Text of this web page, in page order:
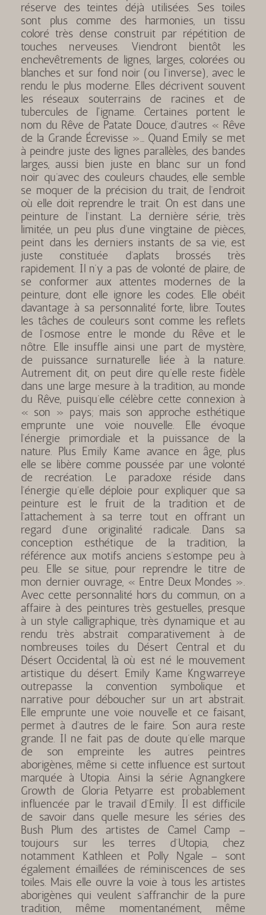
réserve des teintes déjà utilisées. Ses toiles
sont plus comme des harmonies, un tissu
coloré très dense construit par répétition de
touches nerveuses. Viendront bientôt les
enchevêtrements de lignes, larges, colorées ou
blanches et sur fond noir (ou l’inverse), avec le
rendu le plus moderne. Elles décrivent souvent
les réseaux souterrains de racines et de
tubercules de l'igname. Certaines portent le
nom du Rêve de Patate Douce, d’autres « Rêve
de la Grande Écrevisse »… Quand Emily se met
à peindre juste des lignes parallèles, des bandes
larges, aussi bien juste en blanc sur un fond
noir qu’avec des couleurs chaudes, elle semble
se moquer de la précision du trait, de l’endroit
où elle doit reprendre le trait. On est dans une
peinture de l’instant. La dernière série, très
limitée, un peu plus d’une vingtaine de pièces,
peint dans les derniers instants de sa vie, est
juste constituée d’aplats brossés très
rapidement. Il n’y a pas de volonté de plaire, de
se conformer aux attentes modernes de la
peinture, dont elle ignore les codes. Elle obéit
davantage à sa personnalité forte, libre. Toutes
les tâches de couleurs sont comme les reflets
de l’osmose entre le monde du Rêve et le
nôtre. Elle insuffle ainsi une part de mystère,
de puissance surnaturelle liée à la nature.
Autrement dit, on peut dire qu’elle reste fidèle
dans une large mesure à la tradition, au monde
du Rêve, puisqu’elle célèbre cette connexion à
« son » pays; mais son approche esthétique
emprunte une voie nouvelle. Elle évoque
l’énergie primordiale et la puissance de la
nature. Plus Emily Kame avance en âge, plus
elle se libère comme poussée par une volonté
de recréation. Le paradoxe réside dans
l’énergie qu’elle déploie pour expliquer que sa
peinture est le fruit de la tradition et de
l’attachement à sa terre tout en offrant un
regard d’une originalité radicale. Dans sa
conception esthétique de la tradition, la
référence aux motifs anciens s’estompe peu à
peu. Elle se situe, pour reprendre le titre de
mon dernier ouvrage, « Entre Deux Mondes ».
Avec cette personnalité hors du commun, on a
affaire à des peintures très gestuelles, presque
à un style calligraphique, très dynamique et au
rendu très abstrait comparativement à de
nombreuses toiles du Désert Central et du
Désert Occidental, là où est né le mouvement
artistique du désert. Emily Kame Kngwarreye
outrepasse la convention symbolique et
narrative pour déboucher sur un art abstrait.
Elle emprunte une voie nouvelle et ce faisant,
permet à d’autres de le faire. Son aura reste
grande. Il ne fait pas de doute qu’elle marque
de son empreinte les autres peintres
aborigènes, même si cette influence est surtout
marquée à Utopia. Ainsi la série Agnangkere
Growth de Gloria Petyarre est probablement
influencée par le travail d’Emily. Il est difficile
de savoir dans quelle mesure les séries des
Bush Plum des artistes de Camel Camp –
toujours sur les terres d’Utopia, chez
notamment Kathleen et Polly Ngale – sont
également émaillées de réminiscences de ses
toiles. Mais elle ouvre la voie à tous les artistes
aborigènes qui veulent s’affranchir de la pure
tradition, même momentanément, même